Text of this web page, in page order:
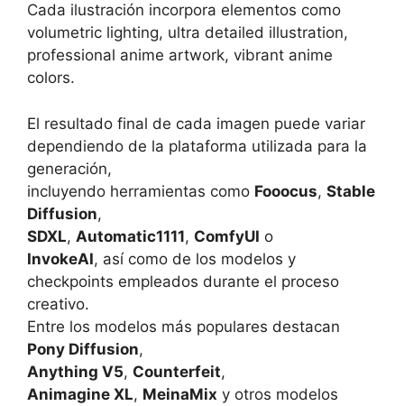
Cada ilustración incorpora elementos como
volumetric lighting, ultra detailed illustration,
professional anime artwork, vibrant anime
colors.
El resultado final de cada imagen puede variar
dependiendo de la plataforma utilizada para la
generación,
incluyendo herramientas como Fooocus, Stable
Diffusion,
SDXL, Automatic1111, ComfyUI o
InvokeAI, así como de los modelos y
checkpoints empleados durante el proceso
creativo.
Entre los modelos más populares destacan
Pony Diffusion,
Anything V5, Counterfeit,
Animagine XL, MeinaMix y otros modelos